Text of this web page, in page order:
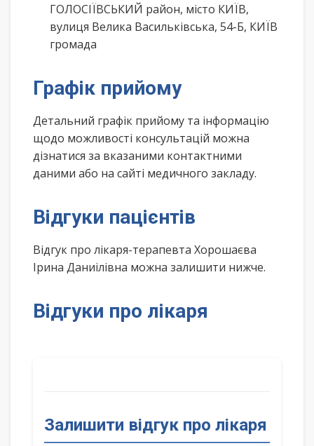
ГОЛОСІЇВСЬКИЙ район, місто КИЇВ,
вулиця Велика Васильківська, 54-Б, КИЇВ
громада
Графік прийому
Детальний графік прийому та інформацію
щодо можливості консультацій можна
дізнатися за вказаними контактними
даними або на сайті медичного закладу.
Відгуки пацієнтів
Відгук про лікаря-терапевта Хорошаєва
Ірина Даниілівна можна залишити нижче.
Відгуки про лікаря
Залишити відгук про лікаря